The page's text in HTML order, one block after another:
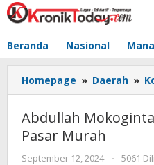
Lewati
ke
Beranda Nasional
Homepage » Daerah »
Abdullah
Pasar Murah
September 12, 2024
oleh
-
5061